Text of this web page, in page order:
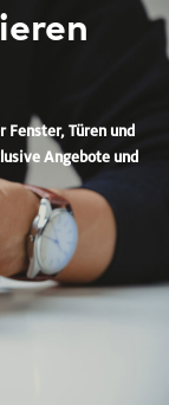
Fenster, Türen und
Angebote und